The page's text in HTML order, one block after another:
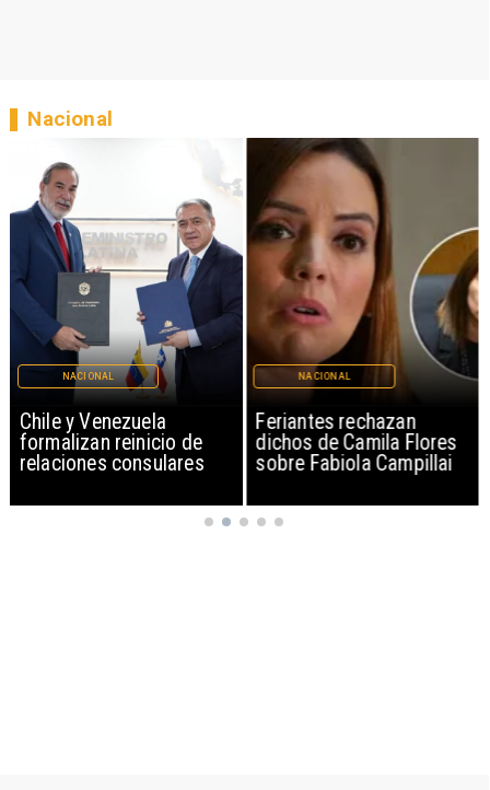
Chile y Venezuela
formalizan reinicio de
relaciones consulares
NACIONAL
Feriantes rechazan
dichos de Camila Flores
sobre Fabiola Campillai
NACIONAL
Nacional